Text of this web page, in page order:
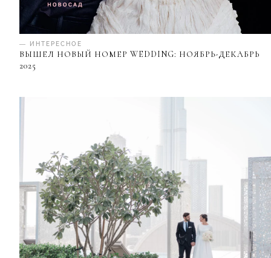
— ИНТЕРЕСНОЕ
ВЫШЕЛ НОВЫЙ НОМЕР WEDDING: НОЯБРЬ-ДЕКАБРЬ
2025